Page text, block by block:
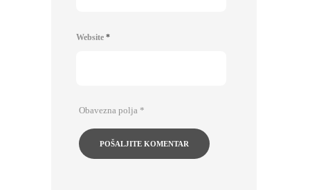
Website *
Obavezna polja *